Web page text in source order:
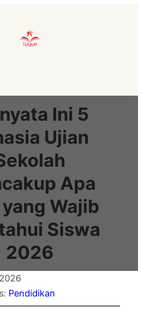
Ini 5
Ujian
Apa
Wajib
Siswa
2026
Pendidikan